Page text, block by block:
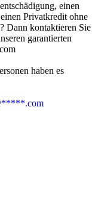
einen
Privatkredit ohne
Dann kontaktieren Sie
garantierten
haben es